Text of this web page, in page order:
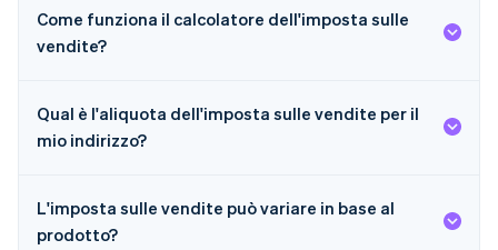
Come funziona il calcolatore dell'imposta sulle
vendite?
Qual è l'aliquota dell'imposta sulle vendite per il
mio indirizzo?
L'imposta sulle vendite può variare in base al
prodotto?
English
India
English
ItalianoEnglish
Liechtenstein
Deutsch